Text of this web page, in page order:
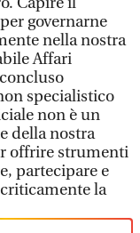
governarne
nella nostra
Affari
specialistico
non è un
della nostra
offrire strumenti
partecipare e
la